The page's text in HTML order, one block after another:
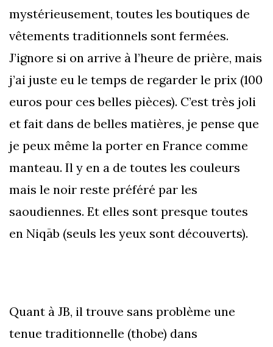
mystérieusement, toutes les boutiques de
vêtements traditionnels sont fermées.
J’ignore si on arrive à l’heure de prière, mais
j’ai juste eu le temps de regarder le prix (100
euros pour ces belles pièces). C’est très joli
et fait dans de belles matières, je pense que
je peux même la porter en France comme
manteau. Il y en a de toutes les couleurs
mais le noir reste préféré par les
saoudiennes. Et elles sont presque toutes
en Niqāb (seuls les yeux sont découverts).
Quant à JB, il trouve sans problème une
tenue traditionnelle (thobe) dans